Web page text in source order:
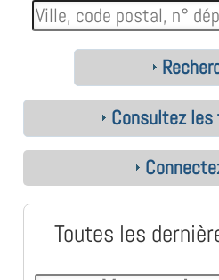
Consultez
Toutes les